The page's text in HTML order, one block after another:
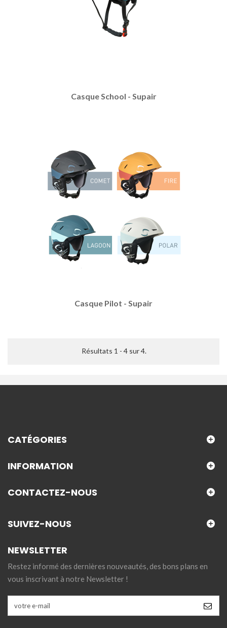
Casque School - Supair
Casque Pilot - Supair
Résultats 1 - 4 sur 4.
CATÉGORIES
INFORMATION
CONTACTEZ-NOUS
SUIVEZ-NOUS
NEWSLETTER
Restez informé des dernières nouveautés, des bons plans en
vous inscrivant à notre Newsletter !